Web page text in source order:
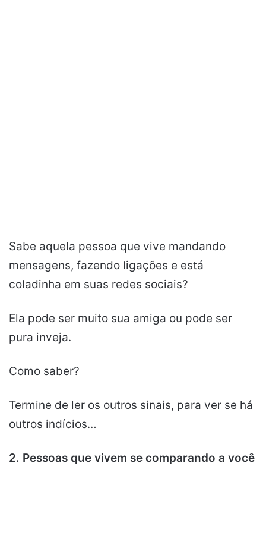
Sabe aquela pessoa que vive mandando
mensagens, fazendo ligações e está
coladinha em suas redes sociais?
Ela pode ser muito sua amiga ou pode ser
pura inveja.
Como saber?
Termine de ler os outros sinais, para ver se há
outros indícios…
2. Pessoas que vivem se comparando a você